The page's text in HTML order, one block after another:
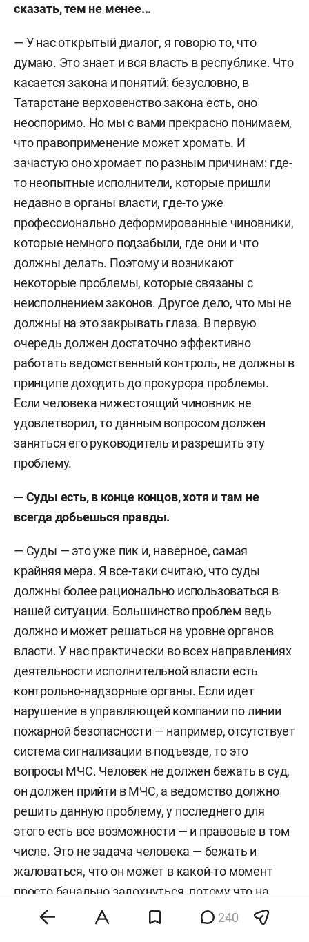
сказать, тем не менее...
— У нас открытый диалог, я говорю то, что
думаю. Это знает и вся власть в республике. Что
касается закона и понятий: безусловно, в
Татарстане верховенство закона есть, оно
неоспоримо. Но мы с вами прекрасно понимаем,
что правоприменение может хромать. И
зачастую оно хромает по разным причинам: где-
то неопытные исполнители, которые пришли
недавно в органы власти, где-то уже
профессионально деформированные чиновники,
которые немного подзабыли, где они и что
должны делать. Поэтому и возникают
некоторые проблемы, которые связаны с
неисполнением законов. Другое дело, что мы не
должны на это закрывать глаза. В первую
очередь должен достаточно эффективно
работать ведомственный контроль, не должны в
принципе доходить до прокурора проблемы.
Если человека нижестоящий чиновник не
удовлетворил, то данным вопросом должен
заняться его руководитель и разрешить эту
проблему.
— Суды есть, в конце концов, хотя и там не
всегда добьешься правды.
— Суды — это уже пик и, наверное, самая
крайняя мера. Я все-таки считаю, что суды
должны более рационально использоваться в
нашей ситуации. Большинство проблем ведь
должно и может решаться на уровне органов
власти. У нас практически во всех направлениях
деятельности исполнительной власти есть
контрольно-надзорные органы. Если идет
нарушение в управляющей компании по линии
пожарной безопасности — например, отсутствует
система сигнализации в подъезде, то это
вопросы МЧС. Человек не должен бежать в суд,
он должен прийти в МЧС, а ведомство должно
решить данную проблему, у последнего для
этого есть все возможности — и правовые в том
числе. Это не задача человека — бежать и
жаловаться, что он может в какой-то момент
просто банально задохнуться, потому что на
первом этаже случится пожар, а система
240